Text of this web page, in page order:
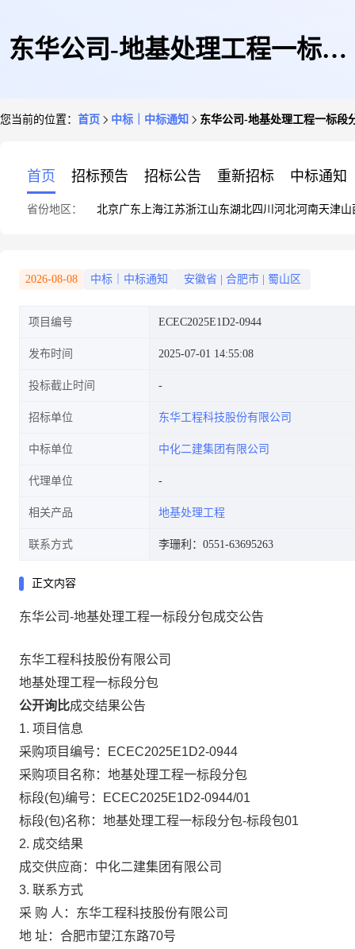
东华公司-地基处理工程一标段
您当前的位置： 首页 中标｜中标通知 东华公司-地基处理工程一标段
首页 招标预告 招标公告 重新招标 中标通知
省份地区： 北京广东 上海江苏浙江山东湖北四川 河北河南天津山
2026-08-08 中标｜中标通知 安徽省 合肥市 蜀山区
项目编号 ECEC2025E1D2-0944
发布时间 2025-07-01 14:55:08
投标截止时间
招标单位 东华工程科技股份有限公司
中标单位 中化二建集团有限公司
代理单位
相关产品 地基处理工程
联系方式 李珊利：0551-63695263
正文内容
东华公司-地基处理工程一标段分包成交公告
东华工程科技股份有限公司
地基处理工程一标段分包
公开询比成交结果公告
1. 项目信息
采购项目编号：ECEC2025E1D2-0944
采购项目名称：地基处理工程一标段分包
标段(包)编号：ECEC2025E1D2-0944/01
标段(包)名称：地基处理工程一标段分包-标段包01
2. 成交结果
成交供应商：中化二建集团有限公司
3. 联系方式
采 购 人：东华工程科技股份有限公司
地 址：合肥市望江东路70号